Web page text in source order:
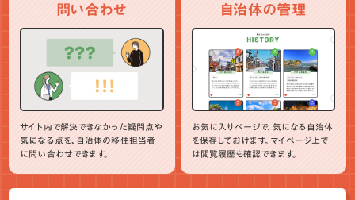
問い合わせ
サイト内で解決できなかった疑問点や
気になる点を、自治体の移住担当者
に問い合わせできます。
自治体の管理
お気に入りページで、気になる自治体
を保存しておけます。マイページ上で
は閲覧履歴も確認できます。